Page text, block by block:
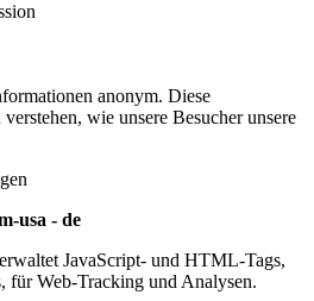
anonym. Diese
wie unsere Besucher unsere
usa - de
JavaScript- und HTML-Tags,
für Web-Tracking und Analysen.